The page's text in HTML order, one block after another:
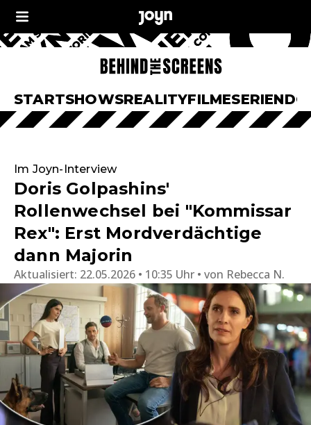
STARTSHOWSREALITYFILMESERIEN
Im Joyn-Interview
Doris Golpashins'
Rollenwechsel bei "Kommissar
Rex": Erst Mordverdächtige
dann Majorin
Aktualisiert: 22.05.2026 • 10:35 Uhr von Rebecca N.